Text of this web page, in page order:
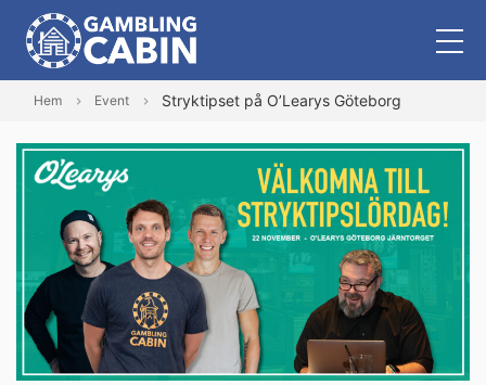
Hem Event Stryktipset på O’Learys Göteborg